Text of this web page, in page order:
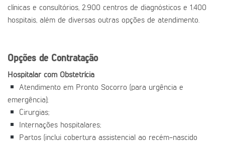
clínicas e consultórios, 2.900 centros de diagnósticos e 1.400
hospitais, além de diversas outras opções de atendimento.
Opções de Contratação
Hospitalar com Obstetrícia
Atendimento em Pronto Socorro (para urgência e
emergência);
Cirurgias;
Internações hospitalares;
Partos (inclui cobertura assistencial ao recém-nascido